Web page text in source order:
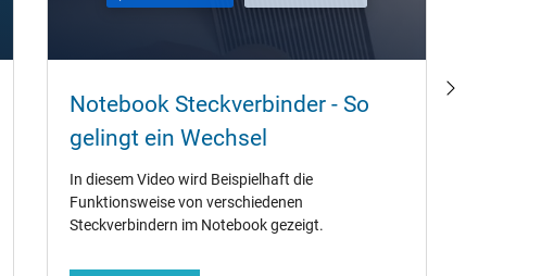
Notebook Steckverbinder - So
gelingt ein Wechsel
In diesem Video wird Beispielhaft die
Funktionsweise von verschiedenen
Steckverbindern im Notebook gezeigt.